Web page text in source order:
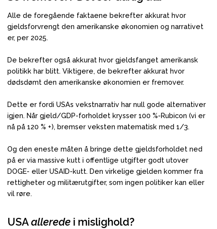
Alle de foregående faktaene bekrefter akkurat hvor
gjeldsforvrengt den amerikanske økonomien og narrativet
er, per 2025.
De bekrefter også akkurat hvor gjeldsfanget amerikansk
politikk har blitt. Viktigere, de bekrefter akkurat hvor
dødsdømt den amerikanske økonomien er fremover.
Dette er fordi USAs vekstnarrativ har null gode alternativer
igjen. Når gjeld/GDP-forholdet krysser 100 %-Rubicon (vi er
nå på 120 % +), bremser veksten matematisk med 1/3.
Og den eneste måten å bringe dette gjeldsforholdet ned
på er via massive kutt i offentlige utgifter godt utover
DOGE- eller USAID-kutt. Den virkelige gjelden kommer fra
rettigheter og militærutgifter, som ingen politiker kan eller
vil røre.
USAallerede i mislighold?